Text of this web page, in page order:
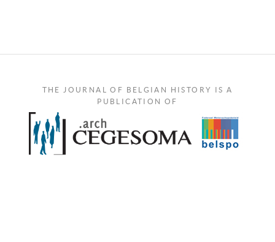
THE JOURNAL OF BELGIAN HISTORY IS A
PUBLICATION OF